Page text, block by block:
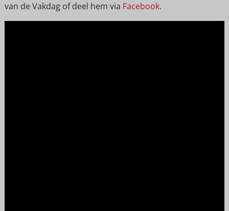
van de Vakdag of deel hem via Facebook.